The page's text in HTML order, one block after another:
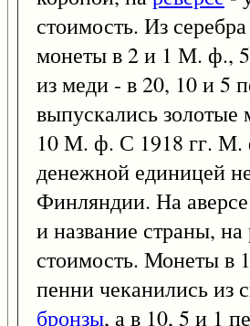
стоимость. Из
монеты в 2 и 1 М. ф.,
из меди - в 20, 10 и 5
выпускались золотые
10 М. ф. С 1918 гг. М.
денежной единицей
Финляндии. На
и название страны, на
стоимость. Монеты в
пенни чеканились из
бронзы, а в 10, 5 и 1